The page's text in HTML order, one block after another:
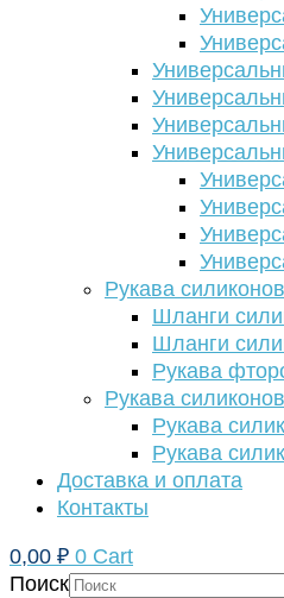
Рукава
Шланги
Шланги
Рукава
Рукава
Рукава
Рукава
Доставка и оплата
Контакты
0,00 ₽ 0 Cart
Поиск